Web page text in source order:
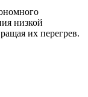
низкой
их перегрев.